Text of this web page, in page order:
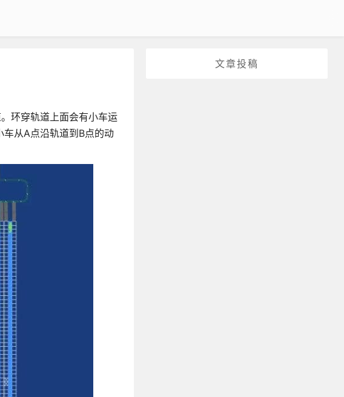
文章投稿
环穿轨道上面会有小车运
从A点沿轨道到B点的动